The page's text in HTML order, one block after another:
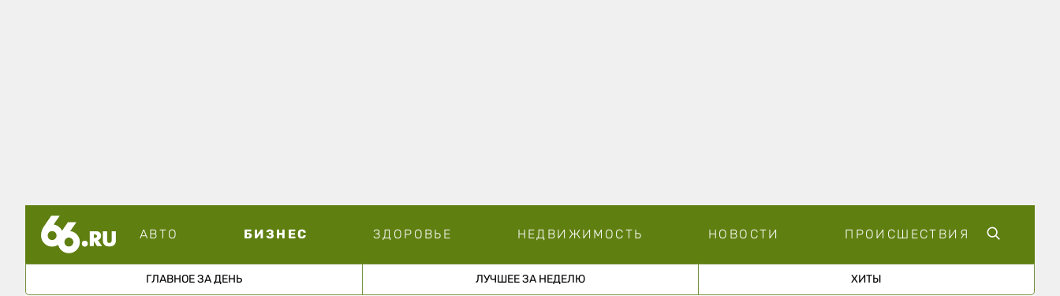
АВТО БИЗНЕС ЗДОРОВЬЕ НЕДВИЖИМОСТЬ НОВОСТИ ПРОИСШЕСТВИЯ
ГЛАВНОЕ ЗА ДЕНЬ ЛУЧШЕЕ ЗА НЕДЕЛЮ ХИТЫ